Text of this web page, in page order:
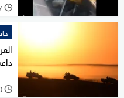
l
17
l
30